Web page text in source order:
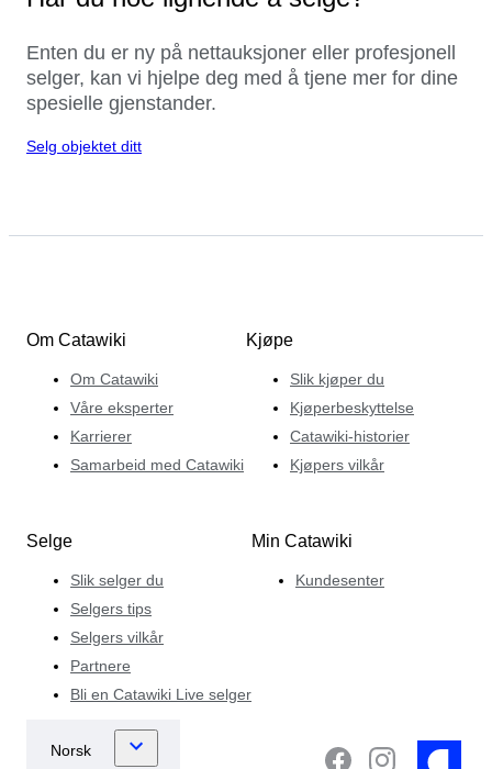
Enten du er ny på nettauksjoner eller profesjonell
selger, kan vi hjelpe deg med å tjene mer for dine
spesielle gjenstander.
Selg objektet ditt
Om Catawiki
Om Catawiki
Våre eksperter
Karrierer
Samarbeid med Catawiki
Kjøpe
Slik kjøper du
Kjøperbeskyttelse
Catawiki-historier
Kjøpers vilkår
Selge
Slik selger du
Selgers tips
Selgers vilkår
Partnere
Bli en Catawiki Live selger
Min Catawiki
Kundesenter